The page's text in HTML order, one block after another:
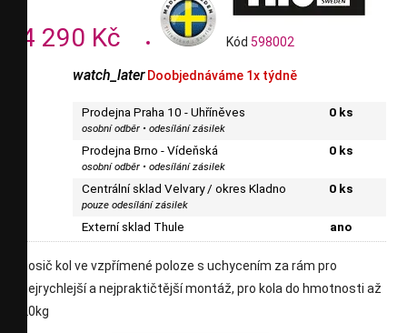
4 290 Kč Kód 598002
watch_later Doobjednáváme 1x týdně
Prodejna Praha 10 - Uhříněves
osobní odběr • odesílání zásilek
0 ks
Prodejna Brno - Vídeňská
osobní odběr • odesílání zásilek
0 ks
Centrální sklad Velvary / okres Kladno
pouze odesílání zásilek
0 ks
Externí sklad Thule ano
nosič kol ve vzpřímené poloze s uchycením za rám pro
nejrychlejší a nejpraktičtější montáž, pro kola do hmotnosti až
20kg